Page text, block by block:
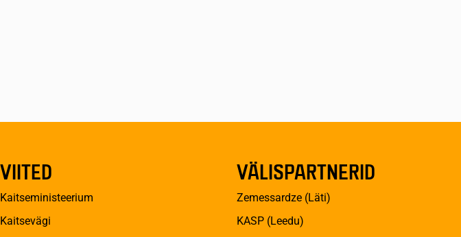
VIITED
Kaitseministeerium
Kaitsevägi
VÄLISPARTNERID
Zemessardze (Läti)
KASP (Leedu)